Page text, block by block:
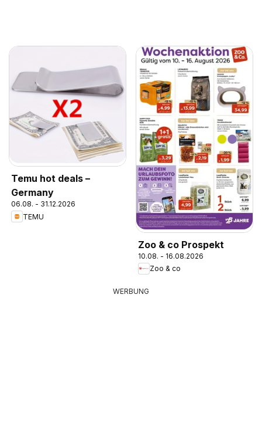
Temu hot deals –
Germany
06.08. - 31.12.2026
TEMU
Zoo & co Prospekt
10.08. - 16.08.2026
Zoo & co
WERBUNG